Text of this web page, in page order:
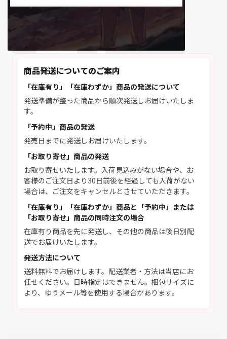
商品発送についてのご案内
「在庫有り」「在庫わずか」商品の発送について
発送準備が整った商品から順次発送しお届けいたしま
す。
「予約中」商品の発送
発売日までに発送しお届けいたします。
「お取り寄せ」商品の発送
お取り寄せいたします。入荷見込みがない場合や、お
客様のご注文日より30日前後を経過しても入荷がない
場合は、ご注文をキャンセルとさせていただきます。
「在庫有り」「在庫わずか」商品と「予約中」または
「お取り寄せ」商品の同時注文の場合
在庫有り商品を先に発送し、その他の商品は後日別配
送でお届けいたします。
発送方法について
送料無料でお届けします。配送業者・方法は当店にお
任せください。日時指定はできません。梱包サイズに
より、ゆうメール等を使用する場合があります。